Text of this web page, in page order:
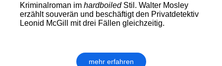
Kriminalroman im hardboiledStil. Walter Mosley
erzählt souverän und beschäftigt den Privatdetektiv
Leonid McGill mit drei Fällen gleichzeitig.
mehr erfahren